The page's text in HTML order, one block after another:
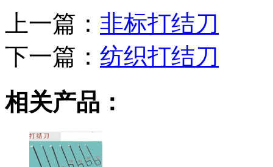
上一篇： 非标打结刀
下一篇： 纺织打结刀
相关产品：